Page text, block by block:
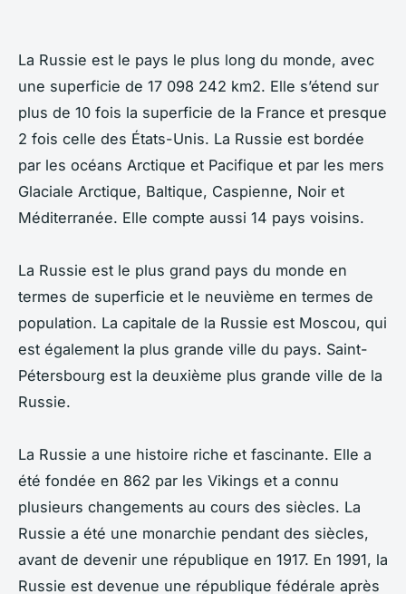
La Russie est le pays le plus long du monde, avec
une superficie de 17 098 242 km2. Elle s’étend sur
plus de 10 fois la superficie de la France et presque
2 fois celle des États-Unis. La Russie est bordée
par les océans Arctique et Pacifique et par les mers
Glaciale Arctique, Baltique, Caspienne, Noir et
Méditerranée. Elle compte aussi 14 pays voisins.
La Russie est le plus grand pays du monde en
termes de superficie et le neuvième en termes de
population. La capitale de la Russie est Moscou, qui
est également la plus grande ville du pays. Saint-
Pétersbourg est la deuxième plus grande ville de la
Russie.
La Russie a une histoire riche et fascinante. Elle a
été fondée en 862 par les Vikings et a connu
plusieurs changements au cours des siècles. La
Russie a été une monarchie pendant des siècles,
avant de devenir une république en 1917. En 1991, la
Russie est devenue une république fédérale après